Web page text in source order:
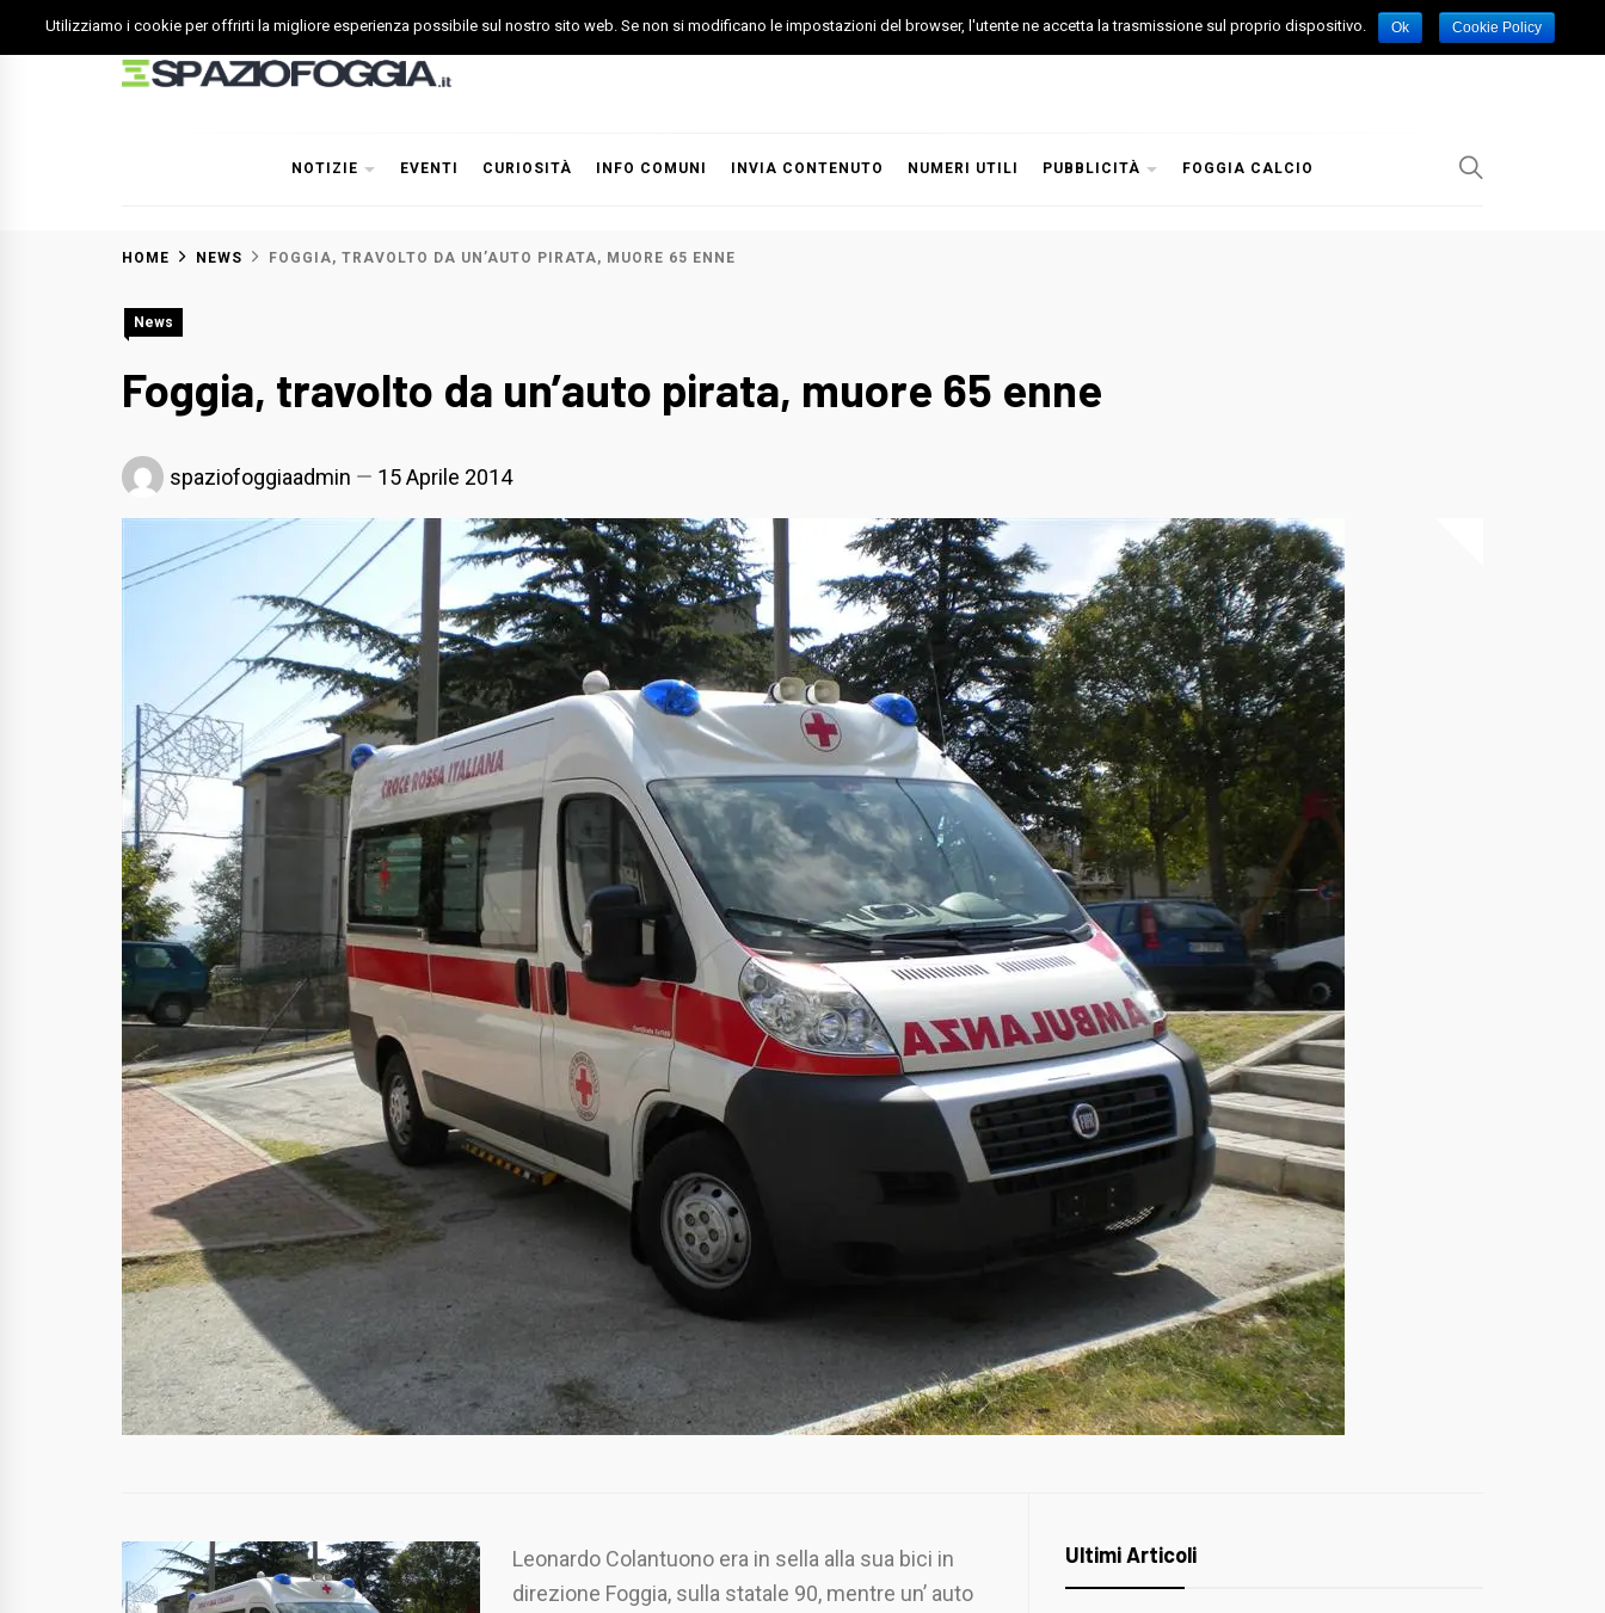
to
NOTIZIE EVENTI CURIOSITÀ INFO COMUNI INVIA CONTENUTO NUMERI UTILI PUBBLICITÀ FOGGIA CALCIO
HOME NEWS FOGGIA, TRAVOLTO DA UN’AUTO PIRATA, MUORE 65 ENNE
News
Foggia, travolto da un’auto pirata, muore 65 enne
spaziofoggiaadmin 15 Aprile 2014
Leonardo Colantuono era in sella alla sua bici in
direzione Foggia, sulla statale 90, mentre un’ auto
Ultimi Articoli
Utilizziamo i cookie per offrirti la migliore esperienza possibile sul nostro sito web. Se non si modificano le impostazioni del browser, l'utente ne accetta la trasmissione sul proprio dispositivo. Ok Cookie Policy